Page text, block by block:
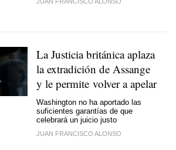
La Justicia británica aplaza
la extradición de Assange
y le permite volver a apelar
Washington no ha aportado las
suficientes garantías de que
celebrará un juicio justo
JUAN FRANCISCO ALONSO